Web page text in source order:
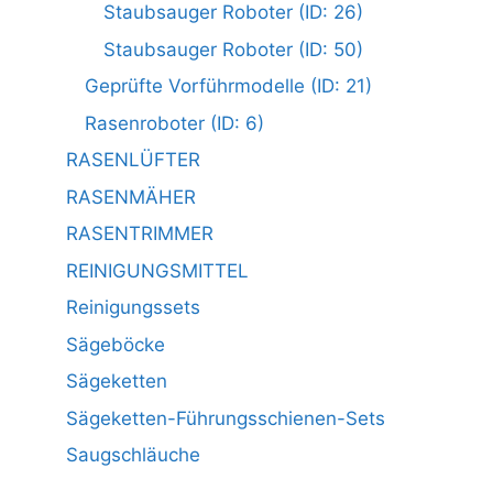
Staubsauger Roboter (ID: 26)
Staubsauger Roboter (ID: 50)
Geprüfte Vorführmodelle (ID: 21)
Rasenroboter (ID: 6)
RASENLÜFTER
RASENMÄHER
RASENTRIMMER
REINIGUNGSMITTEL
Reinigungssets
Sägeböcke
Sägeketten
Sägeketten-Führungsschienen-Sets
Saugschläuche